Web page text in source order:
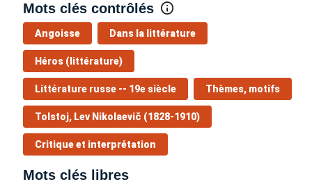
Mots clés contrôlés
Angoisse Dans la littérature
Héros (littérature)
Littérature russe -- 19e siècle Thèmes, motifs
Tolstoj, Lev Nikolaevič (1828-1910)
Critique et interprétation
Mots clés libres